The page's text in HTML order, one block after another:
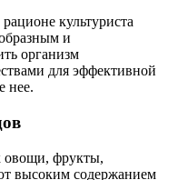
культуриста
и
организм
для эффективной
нее.
овощи, фрукты,
высоким содержанием